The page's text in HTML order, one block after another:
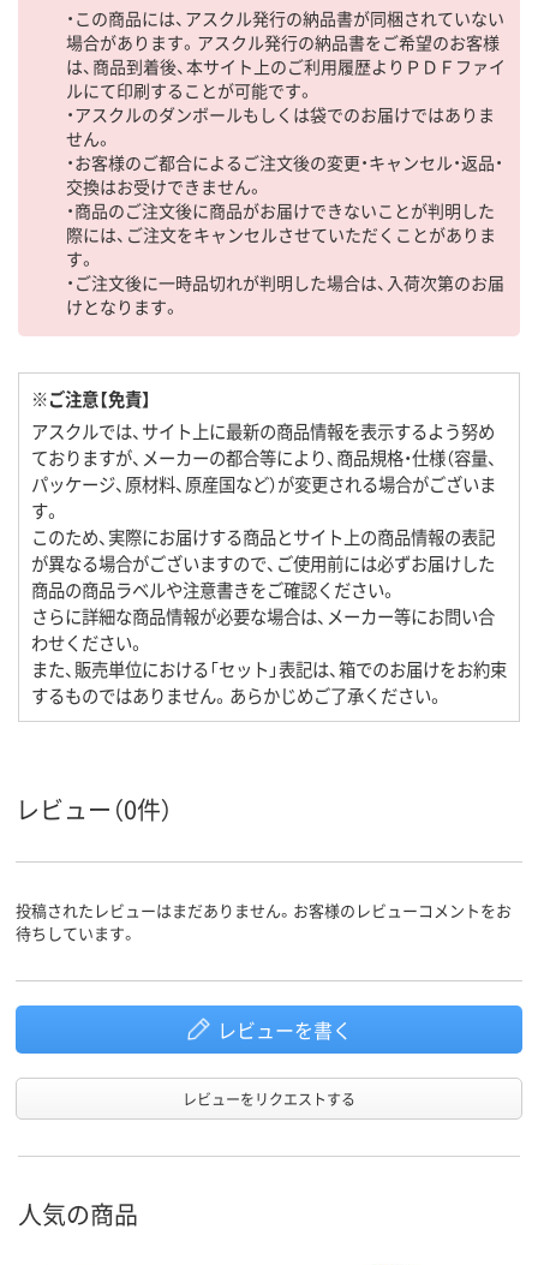
・この商品には、アスクル発行の納品書が同梱されていない
場合があります。アスクル発行の納品書をご希望のお客様
は、商品到着後、本サイト上のご利用履歴よりＰＤＦファイ
ルにて印刷することが可能です。
・アスクルのダンボールもしくは袋でのお届けではありま
せん。
・お客様のご都合によるご注文後の変更・キャンセル・返品・
交換はお受けできません。
・商品のご注文後に商品がお届けできないことが判明した
際には、ご注文をキャンセルさせていただくことがありま
す。
・ご注文後に一時品切れが判明した場合は、入荷次第のお届
けとなります。
※ご注意【免責】
アスクルでは、サイト上に最新の商品情報を表示するよう努め
ておりますが、メーカーの都合等により、商品規格・仕様（容量、
パッケージ、原材料、原産国など）が変更される場合がございま
す。
このため、実際にお届けする商品とサイト上の商品情報の表記
が異なる場合がございますので、ご使用前には必ずお届けした
商品の商品ラベルや注意書きをご確認ください。
さらに詳細な商品情報が必要な場合は、メーカー等にお問い合
わせください。
また、販売単位における「セット」表記は、箱でのお届けをお約束
するものではありません。あらかじめご了承ください。
レビュー（0件）
投稿されたレビューはまだありません。お客様のレビューコメントをお
待ちしています。
レビューを書く
レビューをリクエストする
人気の商品